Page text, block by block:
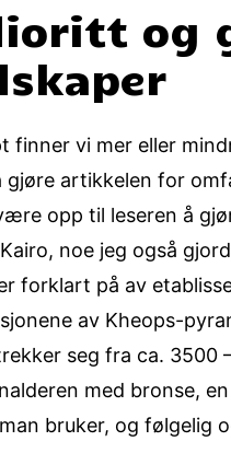
og
finner vi mer eller
gjøre artikkelen for
opp til leseren å
noe jeg også
forklart på av
av Kheops-
seg fra ca.
med bronse,
bruker, og følgelig